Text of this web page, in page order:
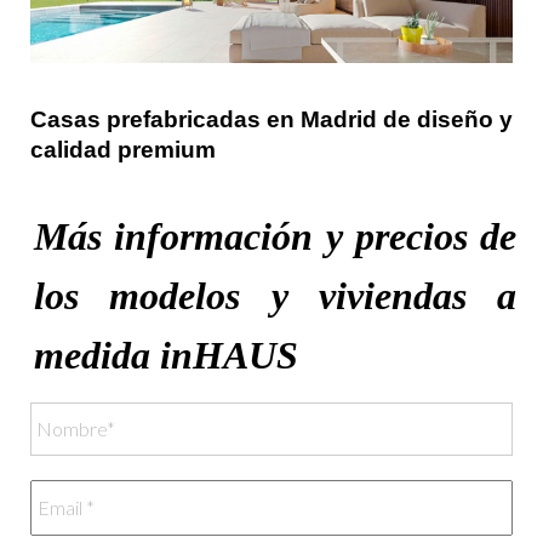
Casas prefabricadas en Madrid de diseño y
calidad premium
Más información y precios de
los modelos y viviendas a
medida inHAUS
Nombre *
Email *